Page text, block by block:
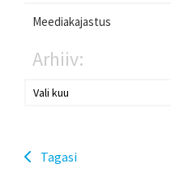
Meediakajastus
Arhiiv:
Tagasi